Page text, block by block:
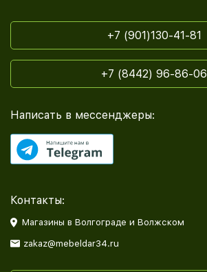
+7 (901)130-41-81
+7 (8442) 96-86-06
Написать в мессенджеры:
Контакты:
Магазины в Волгограде и Волжском
zakaz@mebeldar34.ru